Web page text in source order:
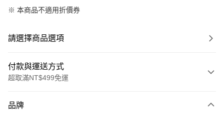
※ 本商品不適用折價券
請選擇商品選項
付款與運送方式
超取滿NT$499免運
信用卡一次付款
品牌